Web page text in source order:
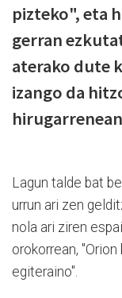
pizteko", eta
gerran
aterako dute
izango da
Lagun talde bat
urrun ari zen
nola ari ziren
orokorrean,
egiteraino".